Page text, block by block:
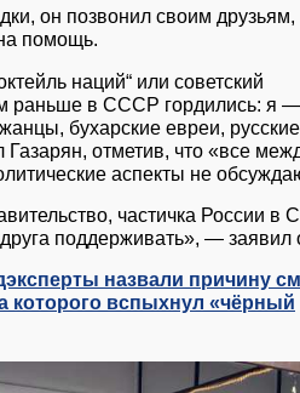
он позвонил своим
помощь.
наций“ или советский
раньше в СССР гордились: я —
бухарские евреи,
отметив, что «все
аспекты не
частичка России в
поддерживать», — заявил
назвали причину
которого вспыхнул «чёрный